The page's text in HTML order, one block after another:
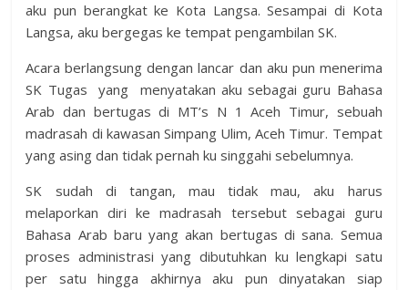
aku pun berangkat ke Kota Langsa. Sesampai di Kota
Langsa, aku bergegas ke tempat pengambilan SK.
Acara berlangsung dengan lancar dan aku pun menerima
SK Tugas yang menyatakan aku sebagai guru Bahasa
Arab dan bertugas di MT’s N 1 Aceh Timur, sebuah
madrasah di kawasan Simpang Ulim, Aceh Timur. Tempat
yang asing dan tidak pernah ku singgahi sebelumnya.
SK sudah di tangan, mau tidak mau, aku harus
melaporkan diri ke madrasah tersebut sebagai guru
Bahasa Arab baru yang akan bertugas di sana. Semua
proses administrasi yang dibutuhkan ku lengkapi satu
per satu hingga akhirnya aku pun dinyatakan siap